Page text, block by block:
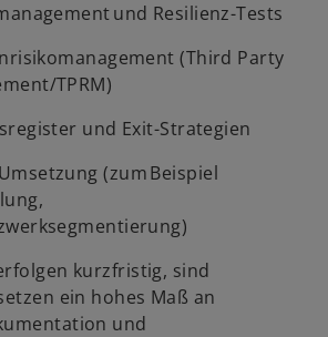
und Resilienz-Tests
(Third Party
TPRM)
und Exit-Strategien
(zum Beispiel
kurzfristig, sind
ein hohes Maß an
und